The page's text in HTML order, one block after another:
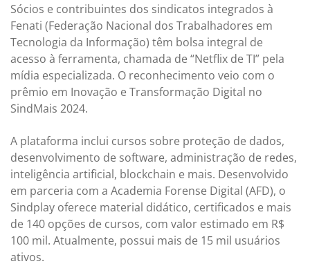
Sócios e contribuintes dos sindicatos integrados à
Fenati (Federação Nacional dos Trabalhadores em
Tecnologia da Informação) têm bolsa integral de
acesso à ferramenta, chamada de “Netflix de TI” pela
mídia especializada. O reconhecimento veio com o
prêmio em Inovação e Transformação Digital no
SindMais 2024.
A plataforma inclui cursos sobre proteção de dados,
desenvolvimento de software, administração de redes,
inteligência artificial, blockchain e mais. Desenvolvido
em parceria com a Academia Forense Digital (AFD), o
Sindplay oferece material didático, certificados e mais
de 140 opções de cursos, com valor estimado em R$
100 mil. Atualmente, possui mais de 15 mil usuários
ativos.